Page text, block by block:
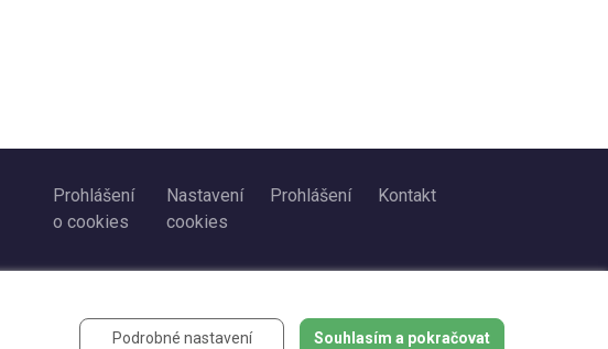
Prohlášení
o cookies
Nastavení
cookies
Prohlášení Kontakt
Podrobné nastavení Souhlasím a pokračovat